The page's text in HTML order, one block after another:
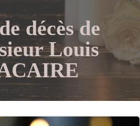
décès de
Louis